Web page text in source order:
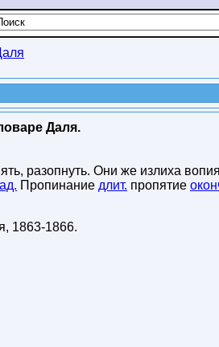
Даля.
разопнуть. Они же излиха
Пропинание длит. пропятие
, 1863-1866.